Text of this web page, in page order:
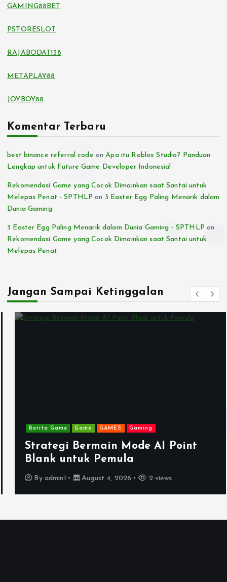
GAMING88BET
PSTORESLOT
RAJABODAT138
METAPLAY88
JOYBOY88
Komentar Terbaru
best binance referral code onApa itu Roblox Studio? Panduan
Lengkap untuk Future Game Developer Indonesia!
Rekomendasi Game yang Cocok Dimainkan saat Santai untuk
Melepas Penat - SPTHLP on 3 Easter Egg Paling Menarik dalam
Dunia Gaming
3 Easter Egg Paling Menarik dalam Dunia Gaming - SPTHLP on
Rekomendasi Game yang Cocok Dimainkan saat Santai untuk
Melepas Penat
Jangan Sampai Ketinggalan
Berita Game Game GAMES Gaming
Strategi Bermain Mode AI Point
Blank untuk Pemula
Byadmin1 August 4, 2026 2 views